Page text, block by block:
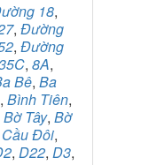
18,
, Đường
, Đường
, 8A,
Bê, Ba
, Bình Tiên,
Bờ Tây, Bờ
Cầu Đôi,
, D22, D3,